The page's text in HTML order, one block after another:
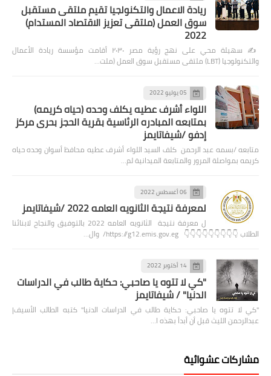
ريادة الاعمال والتكنولجيا تقيم ملتقى مستقبل
سوق العمل (ملتقى تعزيز الاقتصاد المستدام)
2022
✍️ سهيلة محي على نهج رؤية مصر ٢٠٣٠ أقامت مؤسسة ريادة الأعمال
والتكنولوجيا (LBT) ملتقى مستقبل سوق العمل (ملت…
05 يوليو 2022
اللواء أشرف عطيه يكلف وحده (حياه كريمه)
بمتابعه المبادره الرئاسية بقرية الحجز بحرى مركز
إدفو /شيفاتايمز
متابعه /بسمه عبد الرحمن كلف السيد اللواء أشرف عطيه محافظ أسوان وحده حياه
كريمه بمواصلة المرور والمتابعة الميدانية لم…
06 أغسطس 2022
لمعرفة نتيجة الثانويه العامه 2022 /شيفاتايمز
ل معرفة نتيجة الثانويه العامه 2022 بالتوفيق والنجاح لابنائنا
الطلاب 👇👇👇👇👇👇👇👇👇 https://g12.emis.gov.eg/ وال…
14 أكتوبر 2022
"كي لا تتوه يا صاحبي: حكاية طالب في الدراسات
الدنيا" / شيفاتايمز
"كي لا تتوه يا صاحبي: حكاية طالب في الدراسات الدنيا" كتبه الطالب الأسيف|
عبدالرحمن الليث قبل أن أبدأ بهذه ا…
مشاركات عشوائية